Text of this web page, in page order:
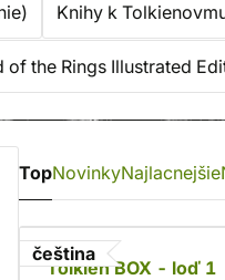
Knihy k
of the Rings Illustrated
TopNovinkyNajlacnejšie
čeština
Tolkien BOX - loď 1